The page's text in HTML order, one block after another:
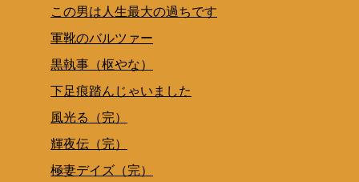
この男は人生最大の過ちです
軍靴のバルツァー
黒執事（枢やな）
下足痕踏んじゃいました
風光る（完）
輝夜伝（完）
極妻デイズ（完）